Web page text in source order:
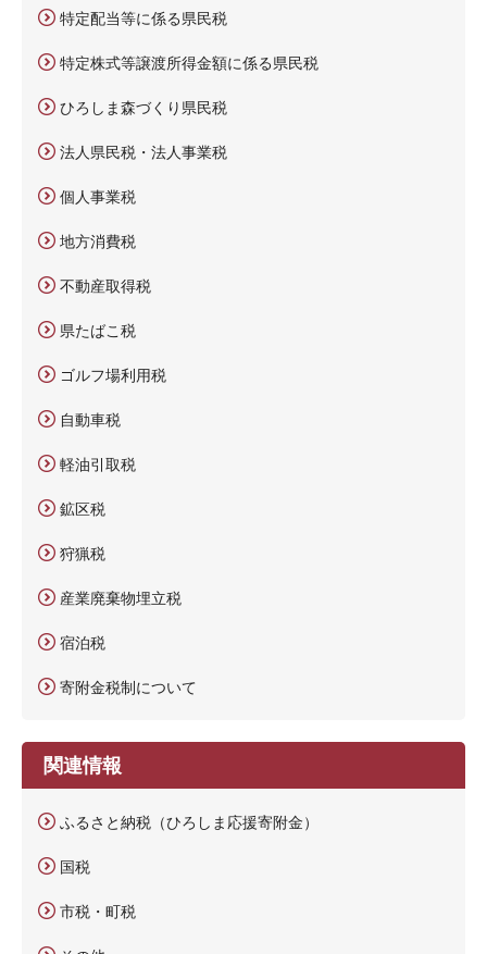
特定配当等に係る県民税
特定株式等譲渡所得金額に係る県民税
ひろしま森づくり県民税
法人県民税・法人事業税
個人事業税
地方消費税
不動産取得税
県たばこ税
ゴルフ場利用税
自動車税
軽油引取税
鉱区税
狩猟税
産業廃棄物埋立税
宿泊税
寄附金税制について
関連情報
ふるさと納税（ひろしま応援寄附金）
国税
市税・町税